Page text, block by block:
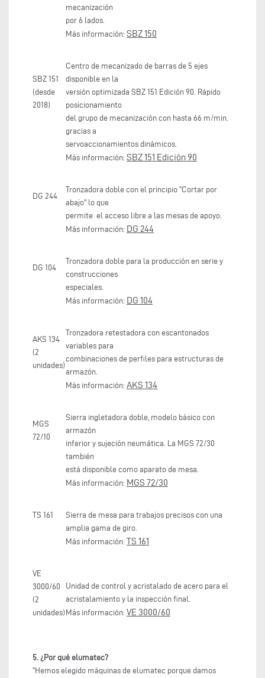
mecanización
por 6 lados.
Más información: SBZ 150
SBZ 151
(desde
2018)
Centro de mecanizado de barras de 5 ejes
disponible en la
versión optimizada SBZ 151 Edición 90. Rápido
posicionamiento
del grupo de mecanización con hasta 66 m/min.
gracias a
servoaccionamientos dinámicos.
Más información: SBZ 151 Edición 90
DG 244
Tronzadora doble con el principio "Cortar por
abajo" lo que
permite el acceso libre a las mesas de apoyo.
Más información: DG 244
DG 104
Tronzadora doble para la producción en serie y
construcciones
especiales.
Más información: DG 104
AKS 134
(2
unidades)
Tronzadora retestadora con escantonados
variables para
combinaciones de perfiles para estructuras de
armazón.
Más información: AKS 134
MGS
72/10
Sierra ingletadora doble, modelo básico con
armazón
inferior y sujeción neumática. La MGS 72/30
también
está disponible como aparato de mesa.
Más información: MGS 72/30
TS 161
Sierra de mesa para trabajos precisos con una
amplia gama de giro.
Más información: TS 161
VE
3000/60
(2
unidades)
Unidad de control y acristalado de acero para el
acristalamiento y la inspección final.
Más información: VE 3000/60
5. ¿Por qué elumatec?
"Hemos elegido máquinas de elumatec porque damos